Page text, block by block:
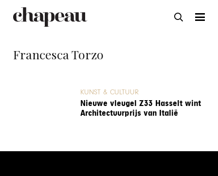
Francesca Torzo
KUNST & CULTUUR
Nieuwe vleugel Z33 Hasselt wint
Architectuurprijs van Italië